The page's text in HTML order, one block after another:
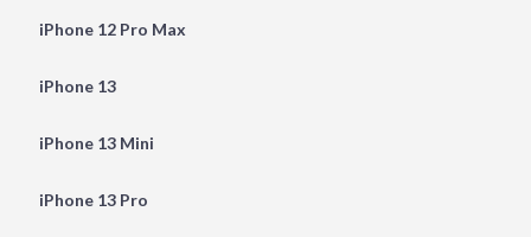
iPhone 12 Pro Max
iPhone 13
iPhone 13 Mini
iPhone 13 Pro